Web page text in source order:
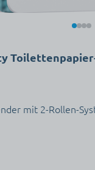
mit 2-Rollen-